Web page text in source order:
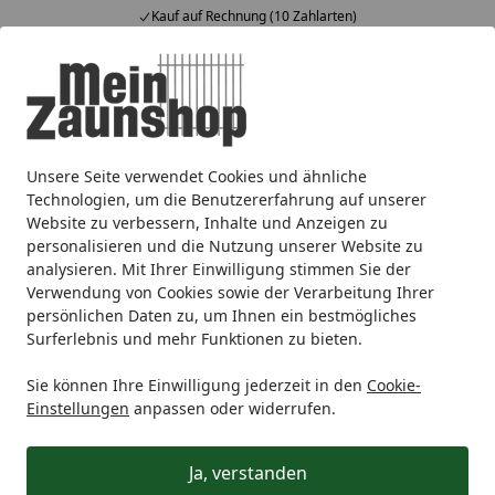
Unsere Seite verwendet Cookies und ähnliche
Technologien, um die Benutzererfahrung auf unserer
Website zu verbessern, Inhalte und Anzeigen zu
personalisieren und die Nutzung unserer Website zu
analysieren. Mit Ihrer Einwilligung stimmen Sie der
Verwendung von Cookies sowie der Verarbeitung Ihrer
persönlichen Daten zu, um Ihnen ein bestmögliches
Surferlebnis und mehr Funktionen zu bieten.
Sie können Ihre Einwilligung jederzeit in den Cookie-
Einstellungen anpassen oder widerrufen.
Ja, verstanden
Kauf auf Rechnung (10 Zahlarten)
Alle Produkte
Mein Konto
Suchen
Startseite
Doppelstabmattenzaun Alberts® Doppelstabmatten
Alberts® Doppelstabmatte 6/5/6
(2 Bewertungen)